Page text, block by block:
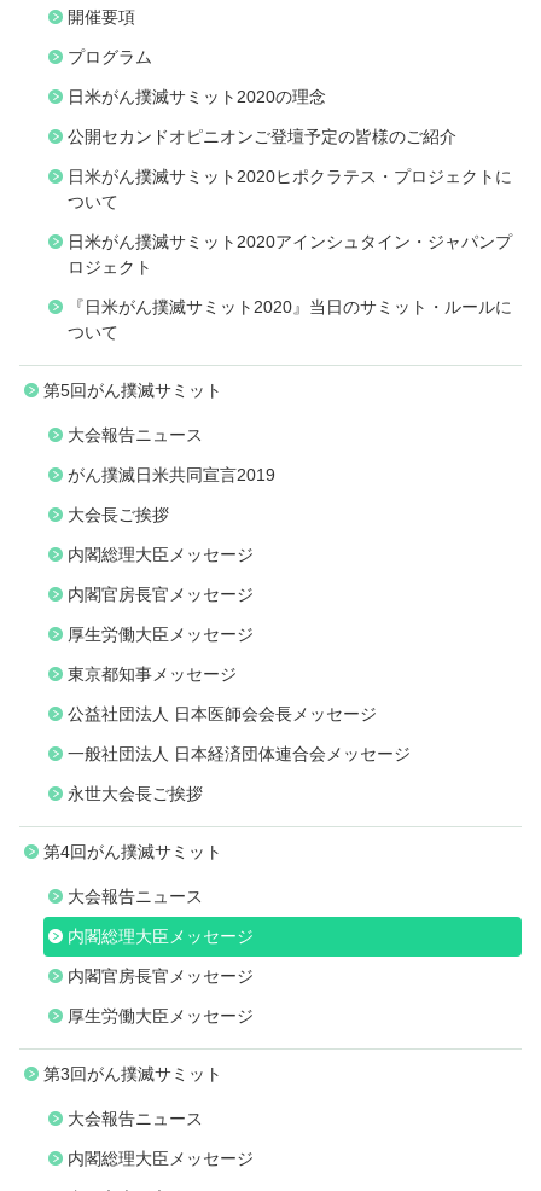
開催要項
プログラム
日米がん撲滅サミット2020の理念
公開セカンドオピニオンご登壇予定の皆様のご紹介
日米がん撲滅サミット2020ヒポクラテス・プロジェクトに
ついて
日米がん撲滅サミット2020アインシュタイン・ジャパンプ
ロジェクト
『日米がん撲滅サミット2020』当日のサミット・ルールに
ついて
第5回がん撲滅サミット
大会報告ニュース
がん撲滅日米共同宣言2019
大会長ご挨拶
内閣総理大臣メッセージ
内閣官房長官メッセージ
厚生労働大臣メッセージ
東京都知事メッセージ
公益社団法人 日本医師会会長メッセージ
一般社団法人 日本経済団体連合会メッセージ
永世大会長ご挨拶
第4回がん撲滅サミット
大会報告ニュース
内閣総理大臣メッセージ
内閣官房長官メッセージ
厚生労働大臣メッセージ
第3回がん撲滅サミット
大会報告ニュース
内閣総理大臣メッセージ